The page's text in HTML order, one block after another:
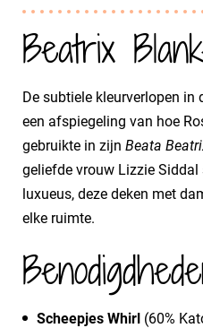
Beatrix
De subtiele kleurverlopen in
een afspiegeling van hoe
gebruikte in zijn Beata
geliefde vrouw Lizzie
luxueus, deze deken met
elke ruimte.
Scheepjes Whirl (60%